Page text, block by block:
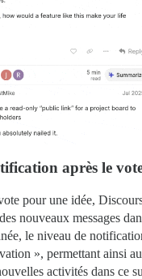
après le
pour une idée,
nouveaux messages
le niveau de
», permettant ainsi
activités dans ce